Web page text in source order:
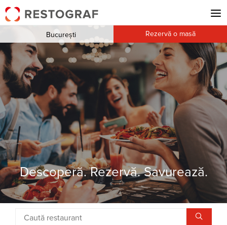
Descoperă. Rezervă. Savurează.
București Rezervă o masă